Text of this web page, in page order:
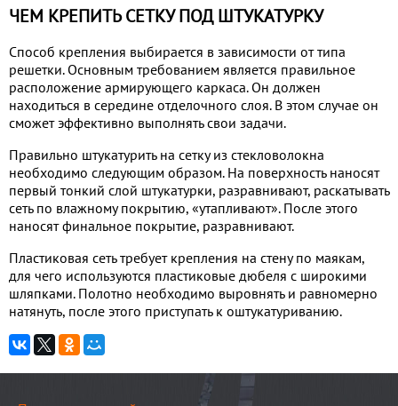
ЧЕМ КРЕПИТЬ СЕТКУ ПОД ШТУКАТУРКУ
Способ крепления выбирается в зависимости от типа
решетки. Основным требованием является правильное
расположение армирующего каркаса. Он должен
находиться в середине отделочного слоя. В этом случае он
сможет эффективно выполнять свои задачи.
Правильно штукатурить на сетку из стекловолокна
необходимо следующим образом. На поверхность наносят
первый тонкий слой штукатурки, разравнивают, раскатывать
сеть по влажному покрытию, «утапливают». После этого
наносят финальное покрытие, разравнивают.
Пластиковая сеть требует крепления на стену по маякам,
для чего используются пластиковые дюбеля с широкими
шляпками. Полотно необходимо выровнять и равномерно
натянуть, после этого приступать к оштукатуриванию.